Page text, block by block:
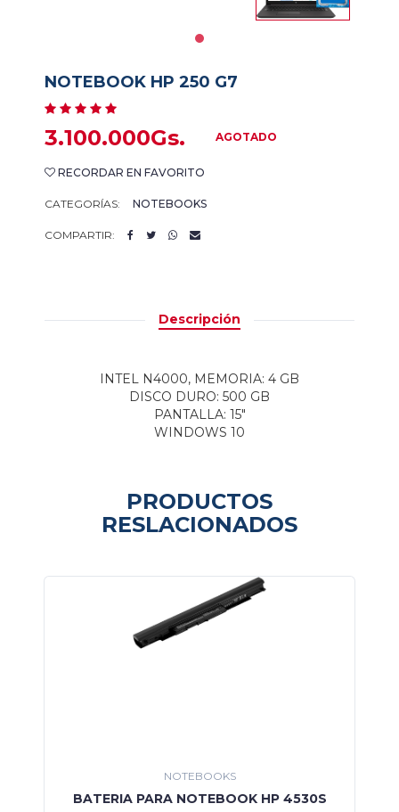
Belleza
Servicios
NOTEBOOK HP 250 G7
3.100.000Gs. AGOTADO
RECORDAR EN FAVORITO
CATEGORÍAS: NOTEBOOKS
COMPARTIR:
Descripción
INTEL N4000, MEMORIA: 4 GB
DISCO DURO: 500 GB
PANTALLA: 15"
WINDOWS 10
PRODUCTOS
RESLACIONADOS
NOTEBOOKS
BATERIA PARA NOTEBOOK HP 4530S